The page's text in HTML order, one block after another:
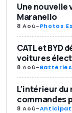
Une nouvelle
Maranello
8 Aoû-Photos
CATL et BYD
voitures
8 Aoû-Batteries
L’intérieur du
commandes
8 Aoû-